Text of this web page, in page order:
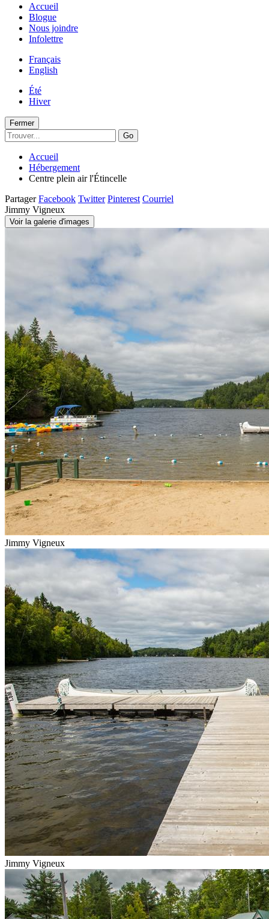
Accueil
Blogue
Nous joindre
Infolettre
Français
English
Été
Hiver
Fermer
Go
Accueil
Hébergement
Centre plein air l'Étincelle
Partager Facebook Twitter Pinterest Courriel
Jimmy Vigneux
Voir la galerie d'images
Jimmy Vigneux
Jimmy Vigneux